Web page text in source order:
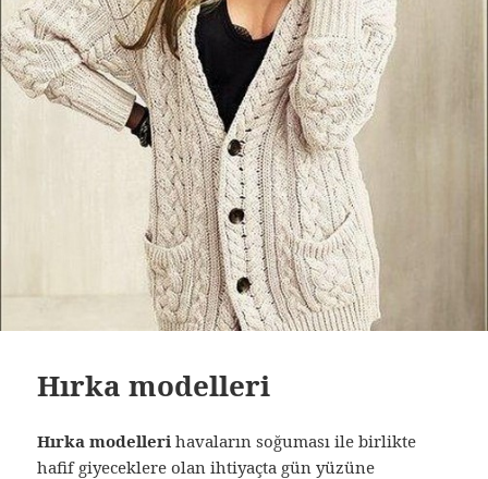
Hırka modelleri
Hırka modelleri havaların soğuması ile birlikte
hafif giyeceklere olan ihtiyaçta gün yüzüne